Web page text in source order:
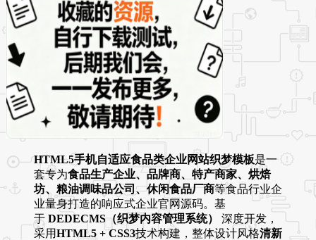
HTML5手机自适应食品类企业网站织梦模板是一
套专为食品生产企业、品牌商、特产商家、烘焙
坊、粮油调味品公司、休闲食品厂商等食品行业企
业量身打造的响应式企业官网源码。基
于 DEDECMS（织梦内容管理系统）
深度开发，
采用HTML5 + CSS3技术构建，整体设计风格清新